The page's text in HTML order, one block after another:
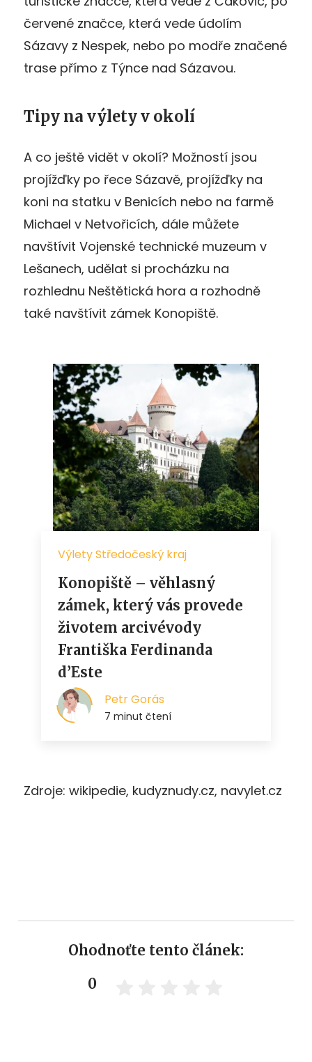
červené značce, která vede údolím
Sázavy z Nespek, nebo po modře značené
trase přímo z Týnce nad Sázavou.
Tipy na výlety v okolí
A co ještě vidět v okolí? Možností jsou
projížďky po řece Sázavě, projížďky na
koni na statku v Benicích nebo na farmě
Michael v Netvořicích, dále můžete
navštívit Vojenské technické muzeum v
Lešanech, udělat si procházku na
rozhlednu Neštětická hora a rozhodně
také navštívit zámek Konopiště.
Zdroje: wikipedie, kudyznudy.cz, navylet.cz
Ohodnoťte tento článek:
0